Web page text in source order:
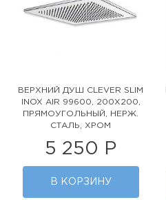
ВЕРХНИЙ ДУШ CLEVER SLIM
INOX AIR 99600, 200Х200,
ПРЯМОУГОЛЬНЫЙ, НЕРЖ.
СТАЛЬ, ХРОМ
5 250 Р
В КОРЗИНУ